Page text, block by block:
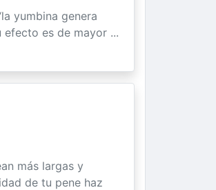
yumbina genera
es de mayor ...
más largas y
de tu pene haz